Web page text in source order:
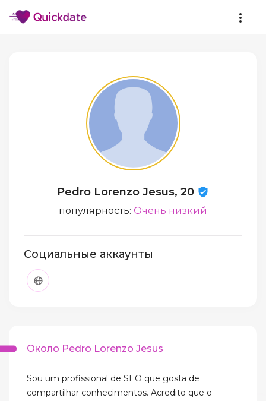
Pedro Lorenzo Jesus, 20
популярность: Очень низкий
Социальные аккаунты
Около Pedro Lorenzo Jesus
Sou um profissional de SEO que gosta de
compartilhar conhecimentos. Acredito que o